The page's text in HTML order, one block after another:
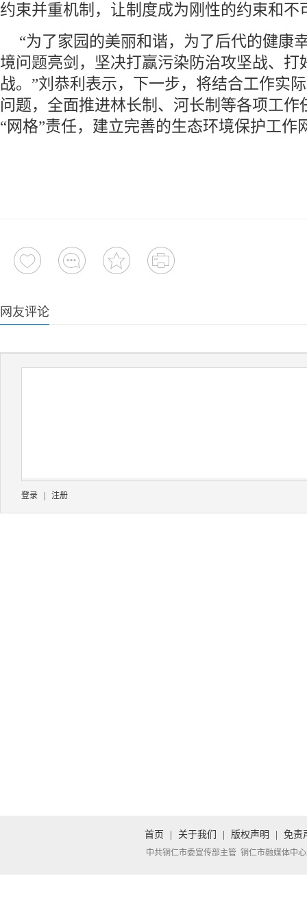
约束并重机制，让制度成为刚性的约束和不
“为了家园的美丽和谐，为了后代的健康
境问题亮剑，坚决打赢污染防治攻坚战、打
战。”刘恭利表示，下一步，将结合工作实
问题，全面推进林长制、河长制等各项工作
“网格”责任，建立完善的生态环境保护工作
网友评论
登录 注册
首页 关于我们 版权声明 免责
中共铜仁市委宣传部主管 铜仁市融媒体中心